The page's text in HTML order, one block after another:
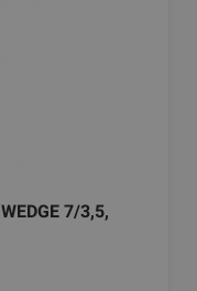
7/3,5,